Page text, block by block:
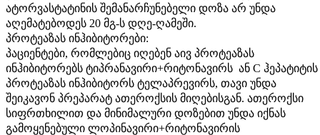
ატორვასტატინის შემანარჩუნებელი დოზა არ უნდა
აღემატებოდეს 20 მგ-ს დღე-ღამეში.
პროტეაზას ინჰიბიტორები:
პაციენტები, რომლებიც იღებენ აივ პროტეაზას
ინჰიბიტორებს ტიპრანავირი+რიტონავირს ან С ჰეპატიტის
პროტეაზას ინჰიბიტორს ტელაპრევირს, თავი უნდა
შეიკავონ პრეპარატ ათეროქსის მიღებისგან. ათეროქსი
სიფრთხილით და მინიმალური დოზებით უნდა იქნას
გამოყენებული ლოპინავირი+რიტონავირის